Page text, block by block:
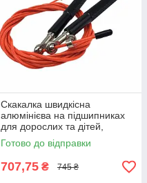
Скакалка швидкісна
алюмінієва на підшипниках
для дорослих та дітей,
фітнесу, кросфіту, схуднення,
спорту ZS1
Готово до відправки
707,75 ₴ 745 ₴